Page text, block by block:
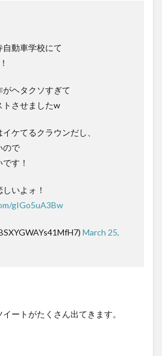
自動車学校にて
がヘタクソすぎて
トさせましたw
ケてるクラウンだし、
ので
す！
いよォ！
gIGo5uA3Bw
March 25,
ートがたくさん出てきます。